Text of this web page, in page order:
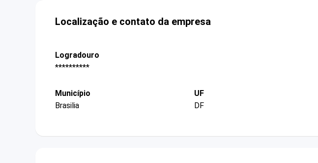
Localização e contato da empresa
Logradouro
**********
Município
Brasilia
UF
DF